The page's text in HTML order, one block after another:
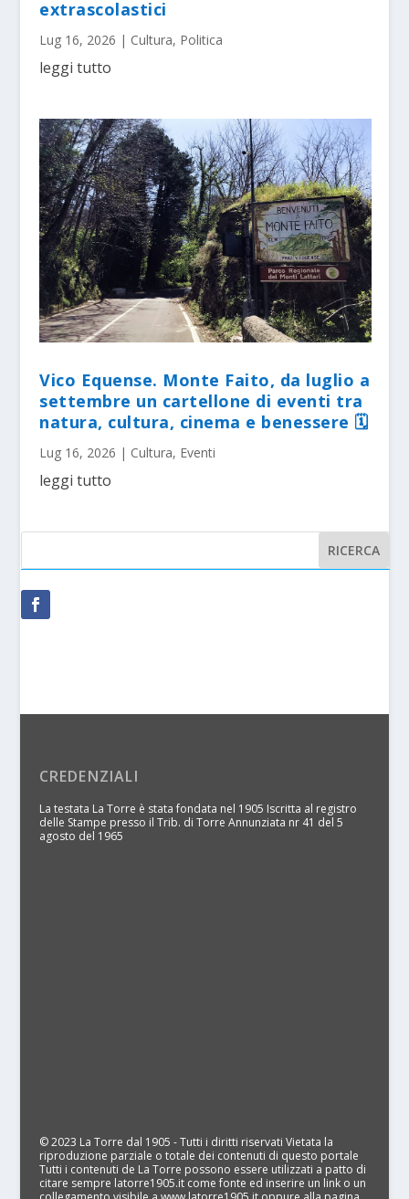
extrascolastici
Lug 16, 2026 | Cultura, Politica
leggi tutto
Vico Equense. Monte Faito, da luglio a
settembre un cartellone di eventi tra
natura, cultura, cinema e benessere 🗓
Lug 16, 2026 | Cultura, Eventi
leggi tutto
CREDENZIALI
La testata La Torre è stata fondata nel 1905 Iscritta al registro
delle Stampe presso il Trib. di Torre Annunziata nr 41 del 5
agosto del 1965
© 2023 La Torre dal 1905 - Tutti i diritti riservati Vietata la
riproduzione parziale o totale dei contenuti di questo portale
Tutti i contenuti de La Torre possono essere utilizzati a patto di
citare sempre latorre1905.it come fonte ed inserire un link o un